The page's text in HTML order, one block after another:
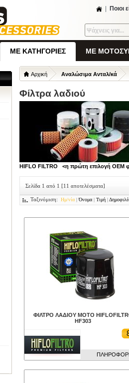
Ποιοι
ΜΕ ΚΑΤΗΓΟΡΙΕΣ ΜΕ
Αρχική Αναλώσιμα Ανταλ/κά
Φίλτρα λαδιού
HIFLO FILTRO <η πρώτη επιλογή OEM
Σελίδα 1 από 1 [11 αποτελέσματα]
Ταξινόμιση: Ημ/νία |Όνομα | Τιμή |
ΦΙΛΤΡΟ ΛΑΔΙΟΥ ΜΟΤΟ
HF303